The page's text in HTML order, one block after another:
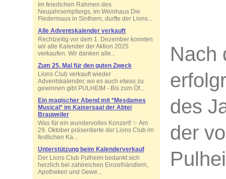
Im feierlichen Rahmen des
Neujahrsempfangs, im Weinhaus Die
Fledermaus in Sinthern, durfte der Lions...
Alle Adventskalender verkauft
Rechtzeitig vor dem 1. Dezember konnten
wir alle Kalender der Aktion 2025
verkaufen. Wir danken alle...
Zum 25. Mal für den guten Zweck
Lions Club verkauft wieder
Adventskalender, wo es auch etwas zu
gewinnen gibt PULHEIM - Bis zum Öf...
Ein magischer Abend mit *Mesdames
Musical* im Kaisersaal der Abtei
Brauweiler
Was für ein wundervolles Konzert! ✨ Am
29. Oktober präsentierte der Lions Club im
festlichen Ka...
Unterstützung beim Kalenderverkauf
Der Lions Club Pulheim bedankt sich
herzlich bei zahlreichen Einzelhändlern,
Apotheken und Gewe...
Nach
des
der